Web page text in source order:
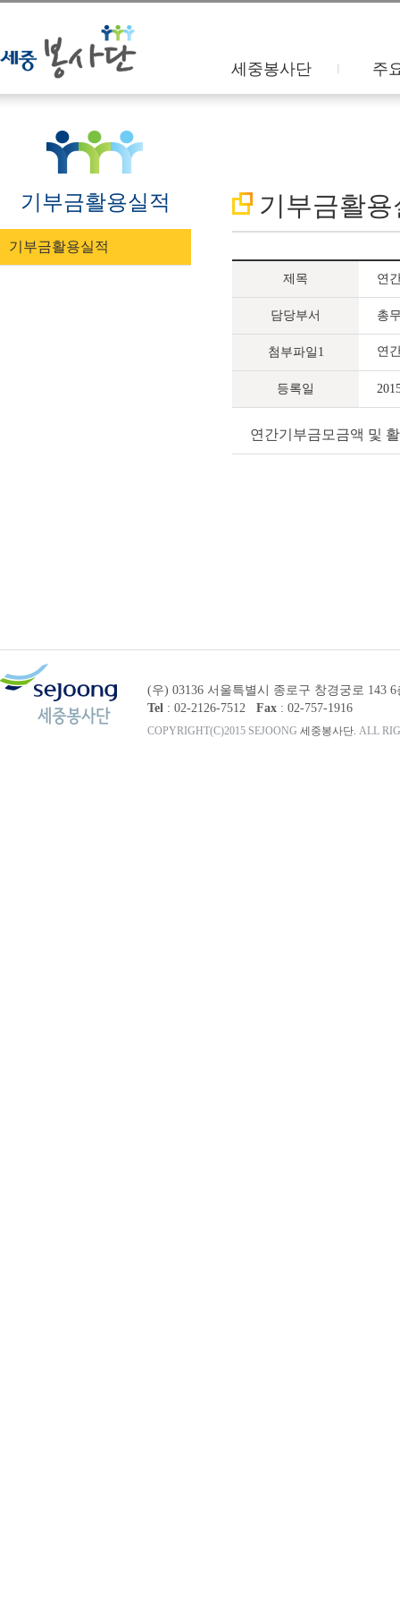
세중봉사단 주
기부금활용실적
기부금활용실적
기부금활용
제목 연
담당부서 총
첨부파일1 연
등록일
연간기부금모금액 및
(우) 03136 서울특별시 종로구 창경궁로 143
Tel : 02-2126-7512 Fax : 02-757-1916
COPYRIGHT(C)2015 SEJOONG 세중봉사단. ALL